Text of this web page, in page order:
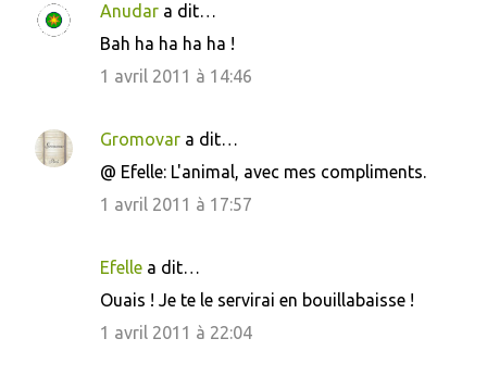
t
e
Anudar a dit…
Bah ha ha ha ha !
1 avril 2011 à 14:46
Gromovar a dit…
@ Efelle: L'animal, avec mes compliments.
1 avril 2011 à 17:57
Efelle a dit…
Ouais ! Je te le servirai en bouillabaisse !
1 avril 2011 à 22:04